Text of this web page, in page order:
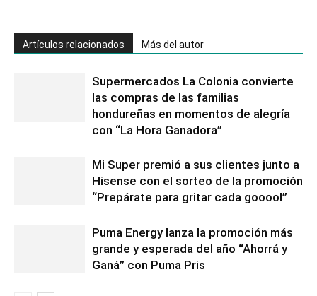
Artículos relacionados Más del autor
Supermercados La Colonia convierte
las compras de las familias
hondureñas en momentos de alegría
con “La Hora Ganadora”
Mi Super premió a sus clientes junto a
Hisense con el sorteo de la promoción
“Prepárate para gritar cada gooool”
Puma Energy lanza la promoción más
grande y esperada del año “Ahorrá y
Ganá” con Puma Pris